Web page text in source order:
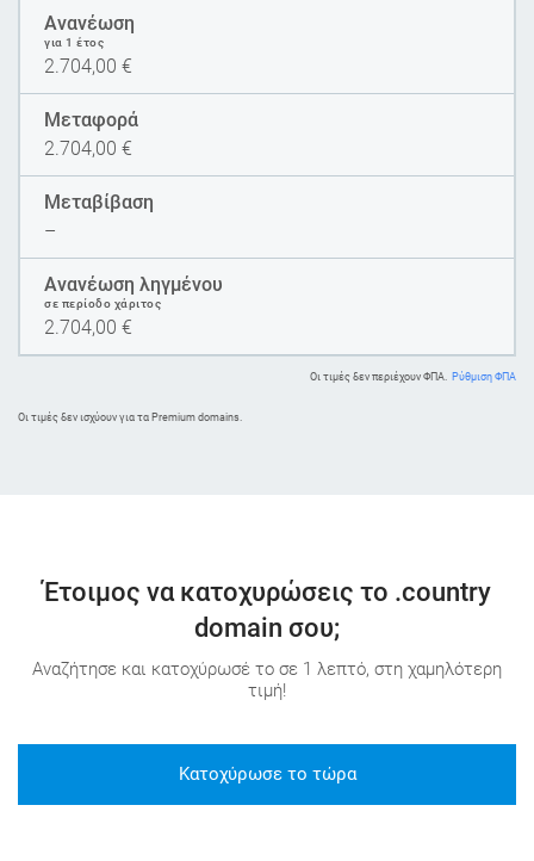
Ανανέωση
για 1 έτος
2.704,00 €
Μεταφορά
2.704,00 €
Μεταβίβαση
–
Ανανέωση ληγμένου
σε περίοδο χάριτος
2.704,00 €
Οι τιμές δεν περιέχουν ΦΠΑ. Ρύθμιση ΦΠΑ
Oι τιμές δεν ισχύουν για τα Premium domains.
Έτοιμος να κατοχυρώσεις το .country
domain σου;
Αναζήτησε και κατοχύρωσέ το σε 1 λεπτό, στη χαμηλότερη
τιμή!
Κατοχύρωσε το τώρα